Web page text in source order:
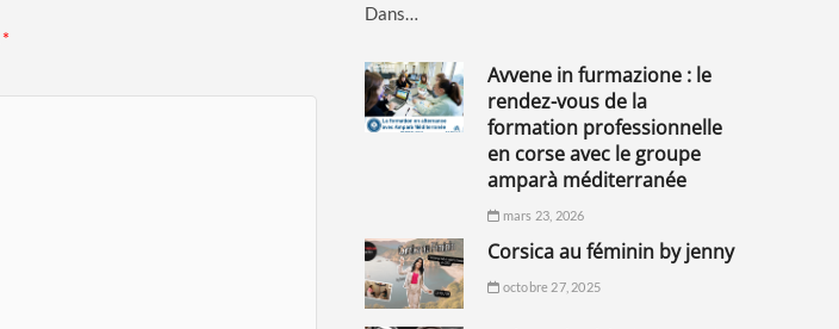
*
Dans…
avvene in furmazione : le
rendez-vous de la
formation professionnelle
en corse avec le groupe
amparà méditerranée
mars 23, 2026
corsica au féminin by jenny
octobre 27, 2025